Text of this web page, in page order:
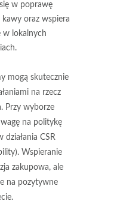
w poprawę
oraz wspiera
w lokalnych
mogą skutecznie
na rzecz
Przy wyborze
na politykę
działania CSR
Wspieranie
zakupowa, ale
na pozytywne